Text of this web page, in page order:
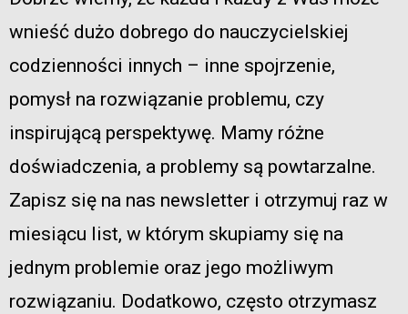
wnieść dużo dobrego do nauczycielskiej
codzienności innych – inne spojrzenie,
pomysł na rozwiązanie problemu, czy
inspirującą perspektywę. Mamy różne
doświadczenia, a problemy są powtarzalne.
Zapisz się na nas newsletter i otrzymuj raz w
miesiącu list, w którym skupiamy się na
jednym problemie oraz jego możliwym
rozwiązaniu. Dodatkowo, często otrzymasz